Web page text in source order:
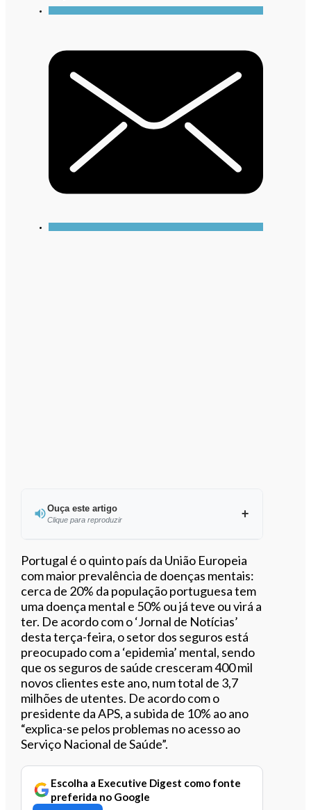
Ouça este artigo
Clique para reproduzir
Ouvir este artigo
Portugal é o quinto país da União Europeia
com maior prevalência de doenças mentais:
cerca de 20% da população portuguesa tem
uma doença mental e 50% ou já teve ou virá a
ter. De acordo com o ‘Jornal de Notícias’
desta terça-feira, o setor dos seguros está
preocupado com a ‘epidemia’ mental, sendo
que os seguros de saúde cresceram 400 mil
novos clientes este ano, num total de 3,7
milhões de utentes. De acordo com o
presidente da APS, a subida de 10% ao ano
“explica-se pelos problemas no acesso ao
Serviço Nacional de Saúde”.
Escolha a Executive Digest como fonte
preferida no Google